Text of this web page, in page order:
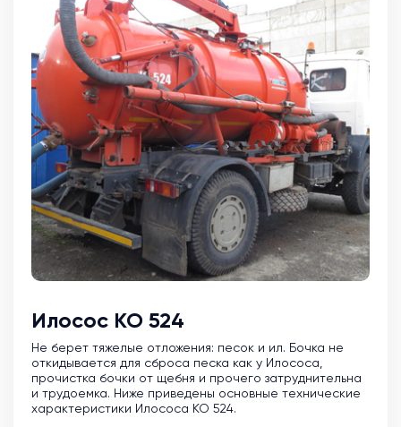
Илосос КО 524
Не берет тяжелые отложения: песок и ил. Бочка не
откидывается для сброса песка как у Илососа,
прочистка бочки от щебня и прочего затруднительна
и трудоемка. Ниже приведены основные технические
характеристики Илососа КО 524.